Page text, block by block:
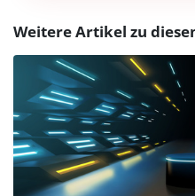
Weitere Artikel zu